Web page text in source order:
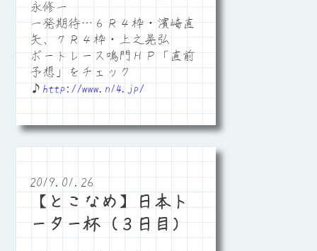
永修一
一発期待…６Ｒ４枠・濱崎直
矢、７Ｒ４枠・上之晃弘
ボートレース鳴門ＨＰ「直前
予想」をチェック
♪ http://www.n14.jp/
2019.01.26
【とこなめ】日本ト
ーター杯（３日目）